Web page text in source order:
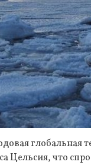
Цельсия, что